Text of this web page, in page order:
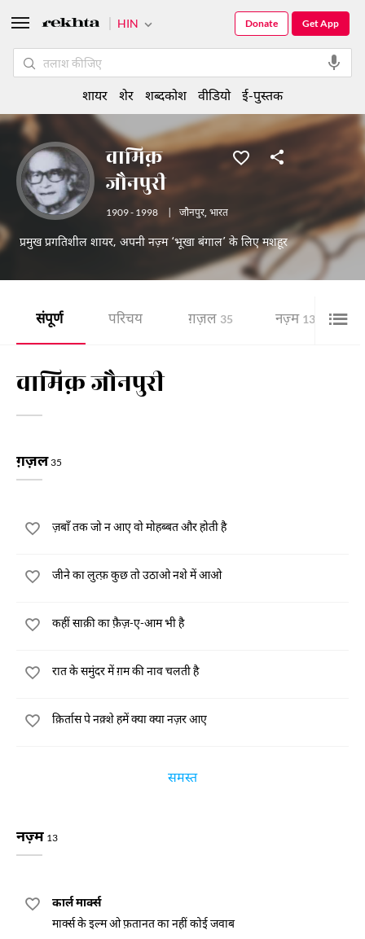
वामिक़
जौनपुरी
1909 - 1998 जौनपुर, भारत
प्रमुख प्रगतिशील शायर, अपनी नज़्म ‘भूखा बंगाल’ के लिए मशहूर
संपूर्ण परिचय ग़ज़ल 35 नज़्म 13
वामिक़ जौनपुरी
ग़ज़ल35
ज़बाँ तक जो न आए वो मोहब्बत और होती है
जीने का लुत्फ़ कुछ तो उठाओ नशे में आओ
कहीं साक़ी का फ़ैज़-ए-आम भी है
रात के समुंदर में ग़म की नाव चलती है
क़िर्तास पे नक़्शे हमें क्या क्या नज़र आए
समस्त
नज़्म 13
कार्ल मार्क्स
मार्क्स के इल्म ओ फ़तानत का नहीं कोई जवाब
HIN Get App
Donate
शायर शेर शब्दकोश वीडियो ई-पुस्तक